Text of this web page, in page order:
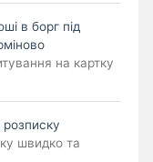
в борг під
на картку
розписку
швидко та